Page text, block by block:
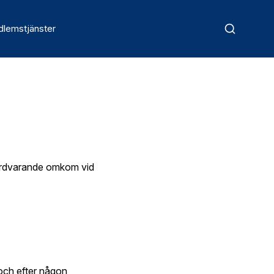
omkom vid
efter någon